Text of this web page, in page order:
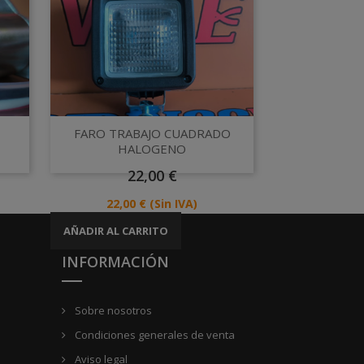
Vista rápida
FARO TRABAJO CUADRADO
HALOGENO
Precio
22,00 €
Precio
22,00 € (Sin IVA)
AÑADIR AL CARRITO
INFORMACIÓN
Sobre nosotros
Condiciones generales de venta
Aviso legal